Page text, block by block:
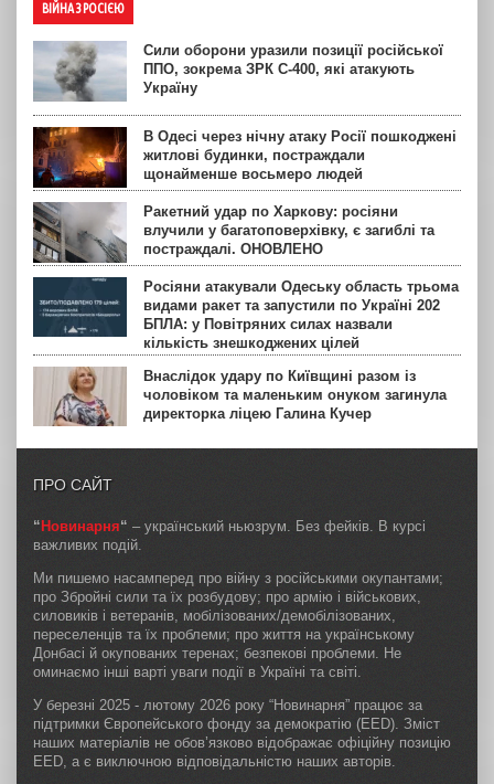
ВІЙНА З РОСІЄЮ
Сили оборони уразили позиції російської
ППО, зокрема ЗРК С-400, які атакують
Україну
В Одесі через нічну атаку Росії пошкоджені
житлові будинки, постраждали
щонайменше восьмеро людей
Ракетний удар по Харкову: росіяни
влучили у багатоповерхівку, є загиблі та
постраждалі. ОНОВЛЕНО
Росіяни атакували Одеську область трьома
видами ракет та запустили по Україні 202
БПЛА: у Повітряних силах назвали
кількість знешкоджених цілей
Внаслідок удару по Київщині разом із
чоловіком та маленьким онуком загинула
директорка ліцею Галина Кучер
ПРО САЙТ
“ Новинарня“ – український ньюзрум. Без фейків. В курсі
важливих подій.
Ми пишемо насамперед про війну з російськими окупантами;
про Збройні сили та їх розбудову; про армію і військових,
силовиків і ветеранів, мобілізованих/демобілізованих,
переселенців та їх проблеми; про життя на українському
Донбасі й окупованих теренах; безпекові проблеми. Не
оминаємо інші варті уваги події в Україні та світі.
У березні 2025 - лютому 2026 року “Новинарня” працює за
підтримки Європейського фонду за демократію (EED). Зміст
наших матеріалів не обов’язково відображає офіційну позицію
EED, а є виключною відповідальністю наших авторів.